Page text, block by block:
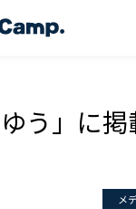
う」に掲
メ